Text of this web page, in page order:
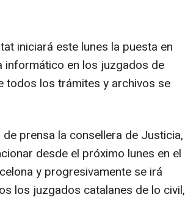
iniciará este lunes la puesta en
informático en los juzgados de
todos los trámites y archivos se
prensa la consellera de Justicia,
desde el próximo lunes en el
y progresivamente se irá
los juzgados catalanes de lo civil,